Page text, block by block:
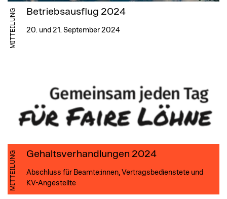
MITTEILUNG Betriebsausflug 2024
20. und 21. September 2024
MITTEILUNG Gehaltsverhandlungen 2024
Abschluss für Beamte:innen, Vertragsbedienstete und
KV-Angestellte